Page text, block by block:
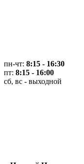
пн-чт: 8:15 - 16:30
пт: 8:15 - 16:00
сб, вс - выходной